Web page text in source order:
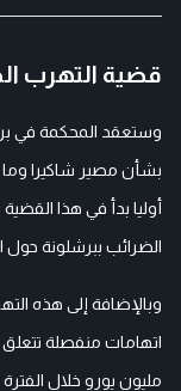
قضية التهرب
وستعقد المحكمة في
بشأن مصير شاكيرا وما
أوليا بدأ في هذا
الضرائب ببرشلونة حول